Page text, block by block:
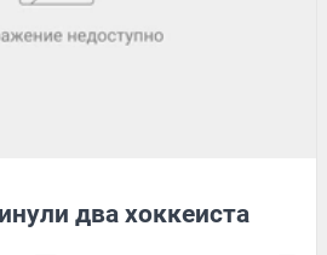
два хоккеиста